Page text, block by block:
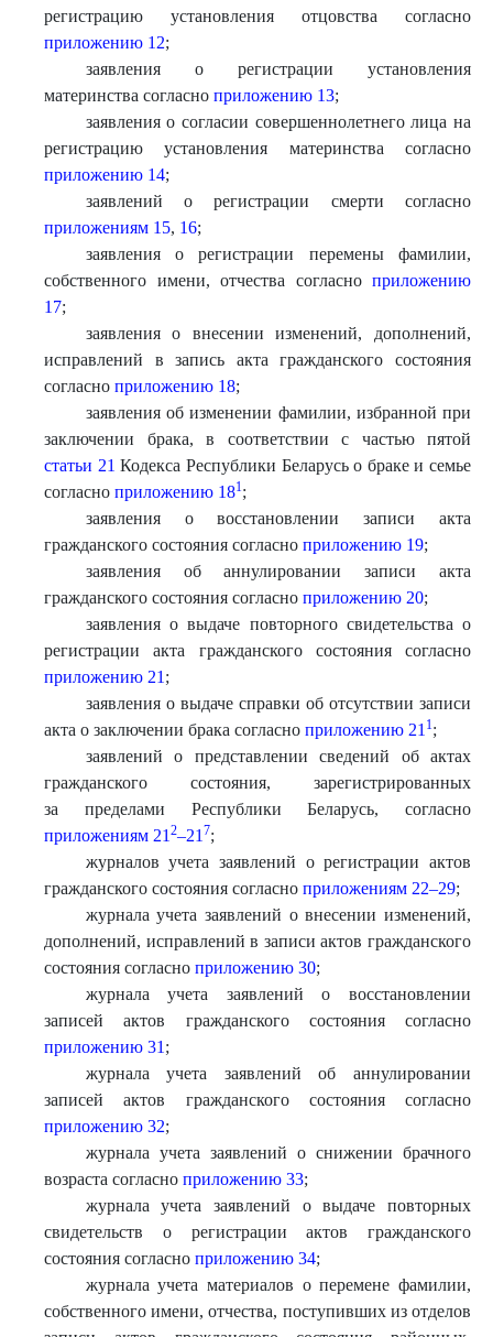
регистрацию установления отцовства согласно
приложению 12;
заявления о регистрации установления
материнства согласно приложению 13;
заявления о согласии совершеннолетнего лица на
регистрацию установления материнства согласно
приложению 14;
заявлений о регистрации смерти согласно
приложениям 15, 16;
заявления о регистрации перемены фамилии,
собственного имени, отчества согласно приложению
17;
заявления о внесении изменений, дополнений,
исправлений в запись акта гражданского состояния
согласно приложению 18;
заявления об изменении фамилии, избранной при
заключении брака, в соответствии с частью пятой
статьи 21 Кодекса Республики Беларусь о браке и семье
согласно приложению 181;
заявления о восстановлении записи акта
гражданского состояния согласно приложению 19;
заявления об аннулировании записи акта
гражданского состояния согласно приложению 20;
заявления о выдаче повторного свидетельства о
регистрации акта гражданского состояния согласно
приложению 21 ;
заявления о выдаче справки об отсутствии записи
акта о заключении брака согласно приложению 21 1;
заявлений о представлении сведений об актах
гражданского состояния, зарегистрированных
за пределами Республики Беларусь, согласно
приложениям 21 2–21 7;
журналов учета заявлений о регистрации актов
гражданского состояния согласно приложениям 22–29;
журнала учета заявлений о внесении изменений,
дополнений, исправлений в записи актов гражданского
состояния согласно приложению 30;
журнала учета заявлений о восстановлении
записей актов гражданского состояния согласно
приложению 31 ;
журнала учета заявлений об аннулировании
записей актов гражданского состояния согласно
приложению 32;
журнала учета заявлений о снижении брачного
возраста согласно приложению 33;
журнала учета заявлений о выдаче повторных
свидетельств о регистрации актов гражданского
состояния согласно приложению 34;
журнала учета материалов о перемене фамилии,
собственного имени, отчества, поступивших из отделов